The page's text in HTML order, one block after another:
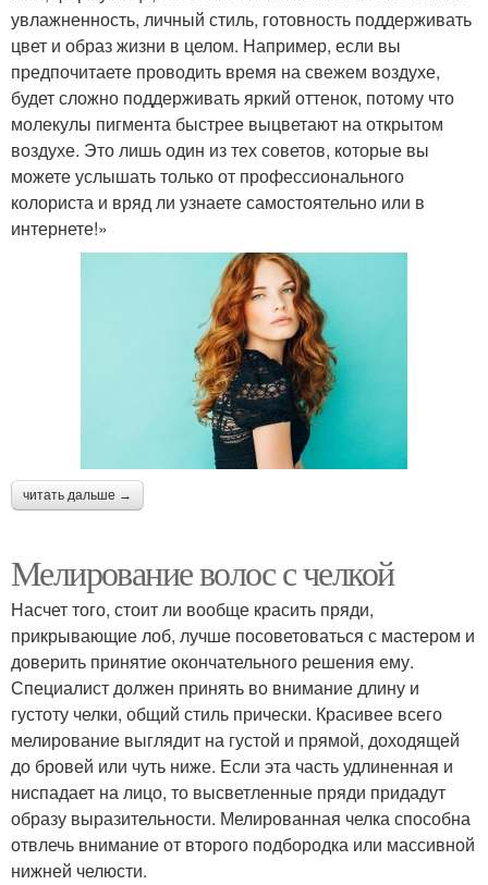
увлажненность, личный стиль, готовность поддерживать
цвет и образ жизни в целом. Например, если вы
предпочитаете проводить время на свежем воздухе,
будет сложно поддерживать яркий оттенок, потому что
молекулы пигмента быстрее выцветают на открытом
воздухе. Это лишь один из тех советов, которые вы
можете услышать только от профессионального
колориста и вряд ли узнаете самостоятельно или в
интернете!»
читать дальше →
Мелирование волос с челкой
Насчет того, стоит ли вообще красить пряди,
прикрывающие лоб, лучше посоветоваться с мастером и
доверить принятие окончательного решения ему.
Специалист должен принять во внимание длину и
густоту челки, общий стиль прически. Красивее всего
мелирование выглядит на густой и прямой, доходящей
до бровей или чуть ниже. Если эта часть удлиненная и
ниспадает на лицо, то высветленные пряди придадут
образу выразительности. Мелированная челка способна
отвлечь внимание от второго подбородка или массивной
нижней челюсти.